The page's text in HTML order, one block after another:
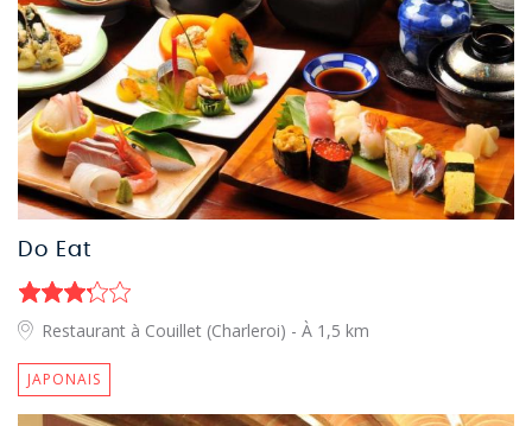
Do Eat
Restaurant à Couillet (Charleroi) - À 1,5 km
JAPONAIS